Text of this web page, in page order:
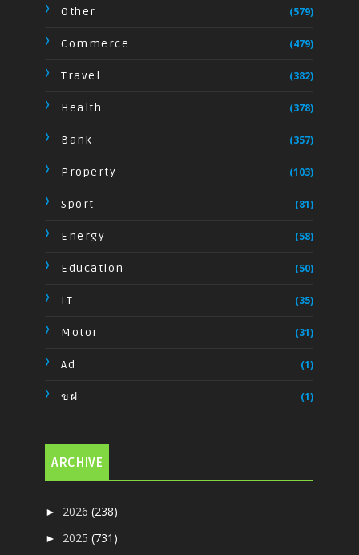
Other (579)
Commerce (479)
Travel (382)
Health (378)
Bank (357)
Property (103)
Sport (81)
Energy (58)
Education (50)
IT (35)
Motor (31)
Ad (1)
ขฝ (1)
ARCHIVE
► 2026(238)
► 2025(731)